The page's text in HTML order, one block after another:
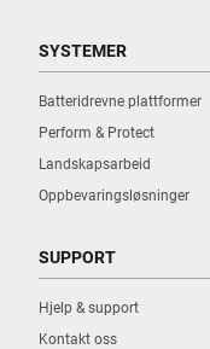
SYSTEMER
Batteridrevne plattformer
Perform & Protect
Landskapsarbeid
Oppbevaringsløsninger
SUPPORT
Hjelp & support
Kontakt oss